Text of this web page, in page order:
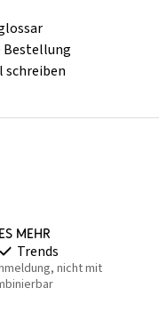
Bestellung
schreiben
mehr
Trends
nicht mit